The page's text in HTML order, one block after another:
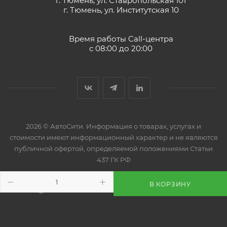
В КОРЗИНУ
Нейтральное поведение по отношению к
Нейтральное отношение к цветным металлам
Отвод тепла от трущихся поверхностей
г. Тюмень, ул. Институтская 10
Время работы Call-центра
с 08:00 до 20:00
2026 © АвтоСити. Информация о товарах, услугах и
стоимости имеют информационный характер и не являются
публичной офертой, определяемой положениями Статьи
437 ГК РФ